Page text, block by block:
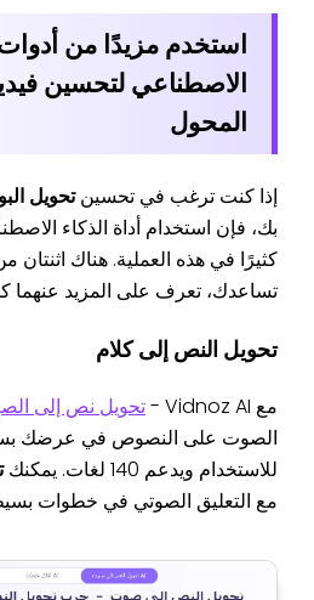
استخدم مزيدًا من أدوات
المحول
إذا كنت ترغب في تحسينتحويل
بك، فإن استخدام أداة الذكاء
كثيرًا في هذه العملية. هناك اثنتان
تساعدك، تعرف على المزيد عنهما
تحويل النص إلى كلام
مع Vidnoz AI - تحويل نص إلى
الصوت على النصوص في عرضك
للاستخدام ويدعم 140 لغات. يمكنك
مع التعليق الصوتي في خطوات